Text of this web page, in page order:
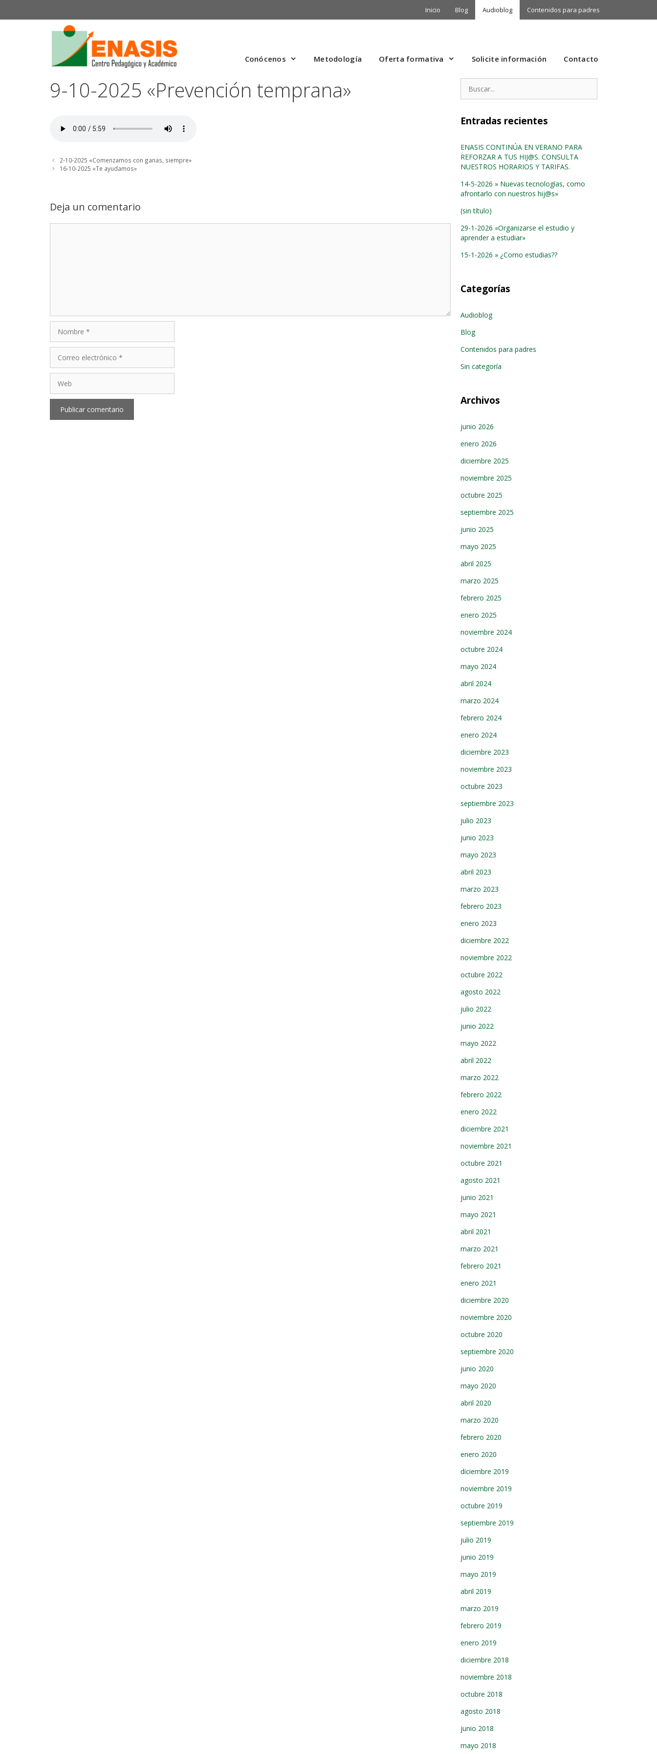
Inicio Blog Audioblog Contenidos para padres
Conócenos Metodología Oferta formativa Solicite información Contacto
9-10-2025 «Prevención temprana»
2-10-2025 «Comenzamos con ganas, siempre»
16-10-2025 «Te ayudamos»
Deja un comentario
electrónico
Entradas recientes
ENASIS CONTINÚA EN VERANO PARA
REFORZAR A TUS HIJ@S. CONSULTA
NUESTROS HORARIOS Y TARIFAS.
14-5-2026 » Nuevas tecnologías, como
afrontarlo con nuestros hij@s»
(sin título)
29-1-2026 «Organizarse el estudio y
aprender a estudiar»
15-1-2026 » ¿Como estudias??
Categorías
Audioblog
Blog
Contenidos para padres
Sin categoría
Archivos
junio 2026
enero 2026
diciembre 2025
noviembre 2025
octubre 2025
septiembre 2025
junio 2025
mayo 2025
abril 2025
marzo 2025
febrero 2025
enero 2025
noviembre 2024
octubre 2024
mayo 2024
abril 2024
marzo 2024
febrero 2024
enero 2024
diciembre 2023
noviembre 2023
octubre 2023
septiembre 2023
julio 2023
junio 2023
mayo 2023
abril 2023
marzo 2023
febrero 2023
enero 2023
diciembre 2022
noviembre 2022
octubre 2022
agosto 2022
julio 2022
junio 2022
mayo 2022
abril 2022
marzo 2022
febrero 2022
enero 2022
diciembre 2021
noviembre 2021
octubre 2021
agosto 2021
junio 2021
mayo 2021
abril 2021
marzo 2021
febrero 2021
enero 2021
diciembre 2020
noviembre 2020
octubre 2020
septiembre 2020
junio 2020
mayo 2020
abril 2020
marzo 2020
febrero 2020
enero 2020
diciembre 2019
noviembre 2019
octubre 2019
septiembre 2019
julio 2019
junio 2019
mayo 2019
abril 2019
marzo 2019
febrero 2019
enero 2019
diciembre 2018
noviembre 2018
octubre 2018
agosto 2018
junio 2018
mayo 2018